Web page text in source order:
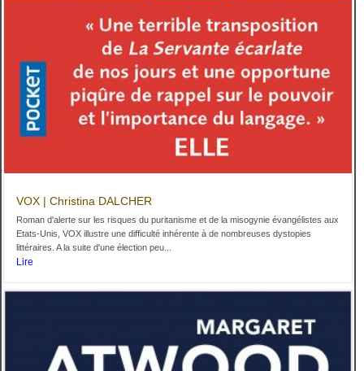
VOX | Christina DALCHER
Roman d'alerte sur les risques du puritanisme et de la misogynie évangélistes aux
Etats-Unis, VOX illustre une difficulté inhérente à de nombreuses dystopies
littéraires. A la suite d'une élection peu...
Lire